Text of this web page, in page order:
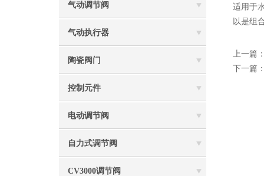
气动调节阀
气动执行器
陶瓷阀门
控制元件
电动调节阀
自力式调节阀
CV3000调节阀
适用于
以是组
上一篇
下一篇